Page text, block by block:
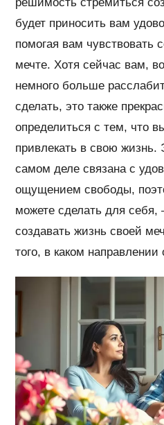
будет приносить вам
помогая вам чувствовать
мечте. Хотя сейчас вам,
немного больше
сделать, это также
определиться с тем, что
привлекать в свою жизнь.
самом деле связана с
ощущением свободы,
можете сделать для
создавать жизнь своей
того, в каком направлении